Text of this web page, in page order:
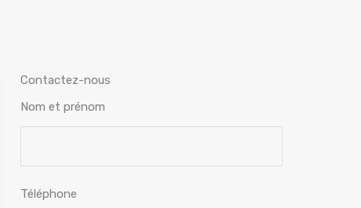
Contactez-nous
Nom et prénom
Téléphone